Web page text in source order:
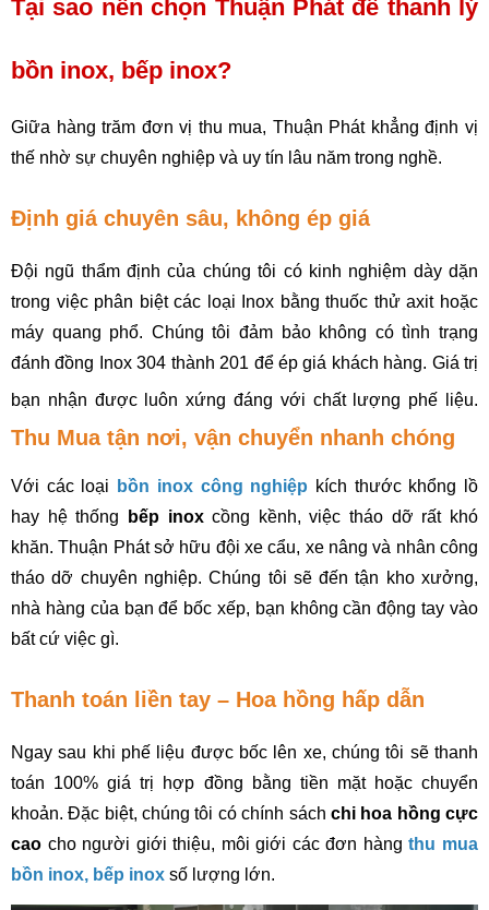
Tại sao nên chọn Thuận Phát để thanh lý
bồn inox, bếp inox?
Giữa hàng trăm đơn vị thu mua, Thuận Phát khẳng định vị
thế nhờ sự chuyên nghiệp và uy tín lâu năm trong nghề.
Định giá chuyên sâu, không ép giá
Đội ngũ thẩm định của chúng tôi có kinh nghiệm dày dặn
trong việc phân biệt các loại Inox bằng thuốc thử axit hoặc
máy quang phổ. Chúng tôi đảm bảo không có tình trạng
đánh đồng Inox 304 thành 201 để ép giá khách hàng. Giá trị
bạn nhận được luôn xứng đáng với chất lượng phế liệu.
Thu Mua tận nơi, vận chuyển nhanh chóng
Với các loại bồn inox công nghiệp kích thước khổng lồ
hay hệ thống
bếp inox cồng kềnh, việc tháo dỡ rất khó
khăn. Thuận Phát sở hữu đội xe cẩu, xe nâng và nhân công
tháo dỡ chuyên nghiệp. Chúng tôi sẽ đến tận kho xưởng,
nhà hàng của bạn để bốc xếp, bạn không cần động tay vào
bất cứ việc gì.
Thanh toán liền tay – Hoa hồng hấp dẫn
Ngay sau khi phế liệu được bốc lên xe, chúng tôi sẽ thanh
toán 100% giá trị hợp đồng bằng tiền mặt hoặc chuyển
khoản. Đặc biệt, chúng tôi có chính sách chi hoa hồng cực
cao cho người giới thiệu, môi giới các đơn hàng thu mua
bồn inox, bếp inox số lượng lớn.